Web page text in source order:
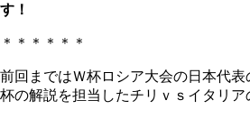
す！
＊＊＊＊＊＊
前回まではＷ杯ロシア大会の日本代
杯の解説を担当したチリｖｓイタリ